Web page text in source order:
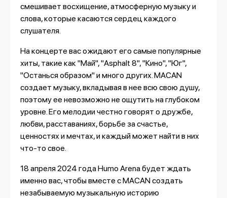
смешивает восхищение, атмосферную музыку и
слова, которые касаются сердец каждого
слушателя.
На концерте вас ожидают его самые популярные
хиты, такие как "Май", "Asphalt 8", "Кино", "Юг",
"Останься образом" и много других. MACAN
создает музыку, вкладывая в нее всю свою душу,
поэтому ее невозможно не ощутить на глубоком
уровне. Его мелодии честно говорят о дружбе,
любви, расставаниях, борьбе за счастье,
ценностях и мечтах, и каждый может найти в них
что-то свое.
18 апреля 2024 года Humo Arena будет ждать
именно вас, чтобы вместе с MACAN создать
незабываемую музыкальную историю